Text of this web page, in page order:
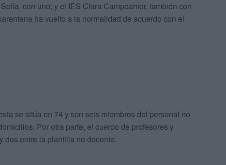
con uno; y el IES Clara Campoamor, también con
ha vuelto a la normalidad de acuerdo con el
se sitúa en 74 y son seis miembros del personal no
Por otra parte, el cuerpo de profesores y
dos entre la plantilla no docente.